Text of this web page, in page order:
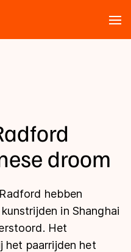
droom
hebben
in Shanghai
Het
het paarrijden het